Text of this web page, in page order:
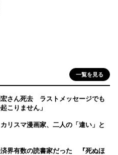
一覧を見る
さん死去 ラストメッセージでも
こりません」
リスマ漫画家、二人の「違い」と
界有数の読書家だった 『死ぬほ